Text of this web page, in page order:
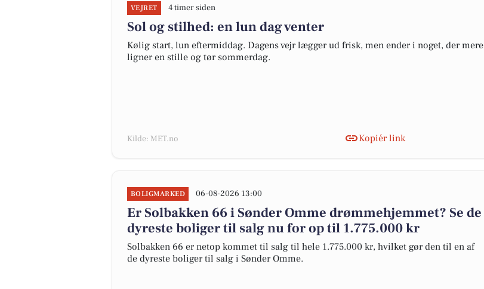
VEJRET 4 timer siden
Sol og stilhed: en lun dag venter
Kølig start, lun eftermiddag. Dagens vejr lægger ud frisk, men ender i noget, der mere
ligner en stille og tør sommerdag.
Kilde: MET.no Kopiér link
BOLIGMARKED 06-08-2026 13:00
Er Solbakken 66 i Sønder Omme drømmehjemmet? Se de
dyreste boliger til salg nu for op til 1.775.000 kr
Solbakken 66 er netop kommet til salg til hele 1.775.000 kr, hvilket gør den til en af
de dyreste boliger til salg i Sønder Omme.